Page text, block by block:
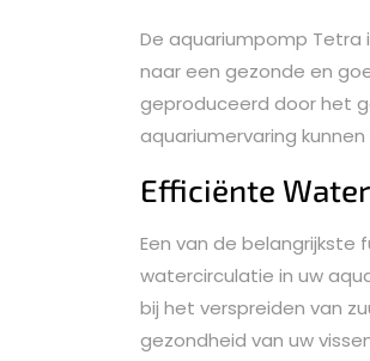
De aquariumpomp
naar een gezonde en
geproduceerd door het
aquariumervaring
Efficiënte
Een van de
watercirculatie in uw
bij het verspreiden van
gezondheid van uw